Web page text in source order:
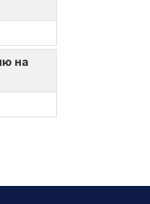
на